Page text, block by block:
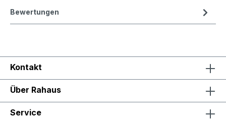
Bewertungen
Kontakt
Über Rahaus
Service